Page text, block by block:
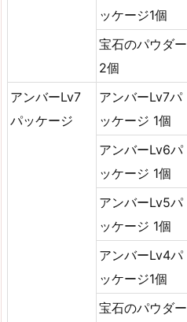
ッケージ1個
宝石のパウダー
2個
アンバーLv7
パッケージ
アンバーLv7パ
ッケージ 1個
アンバーLv6パ
ッケージ 1個
アンバーLv5パ
ッケージ 1個
アンバーLv4パ
ッケージ1個
宝石のパウダー